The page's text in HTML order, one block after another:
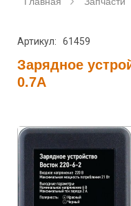
Артикул: 61459
Зарядное
0.7А